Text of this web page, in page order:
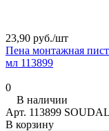
23,90 руб./шт
Пена монтажная
мл 113899
0
В наличии
Арт. 113899 SOUDAL
В корзину